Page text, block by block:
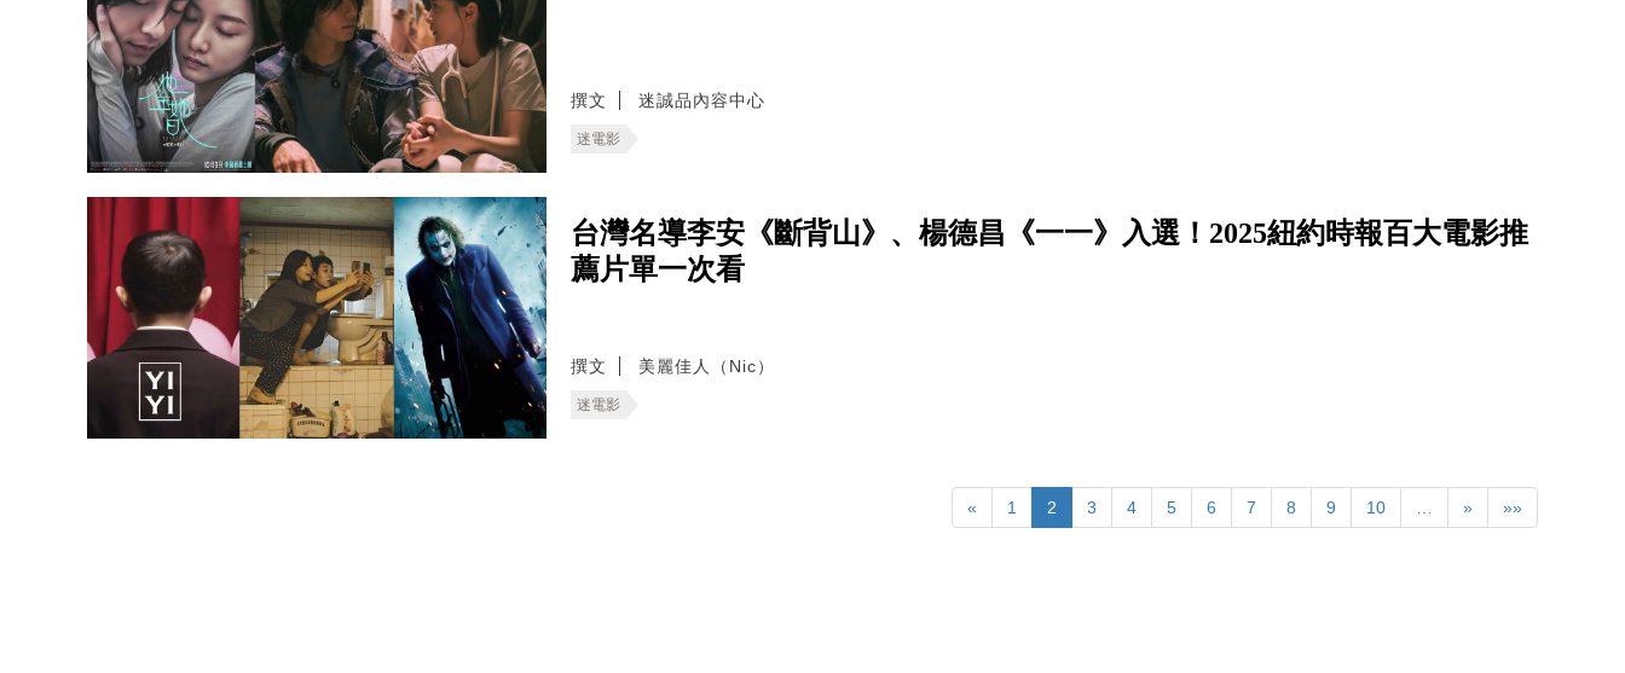
撰文 迷誠品內容中心
迷電影
台灣名導李安《斷背山》、楊德昌《一一》入選！2025紐約時報百大電影推
薦片單一次看
撰文 美麗佳人（Nic）
迷電影
« 1 2 3 4 5 6 7 8 9 10 … » »»